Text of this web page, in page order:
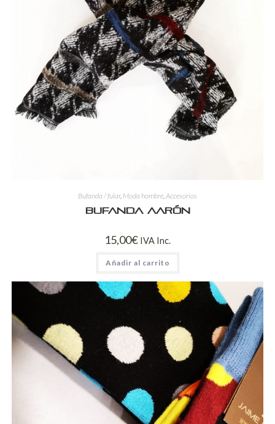
Bufanda / fular, Moda hombre,Accesorios
Bufanda Aarón
15,00€ IVA Inc.
Añadir al carrito